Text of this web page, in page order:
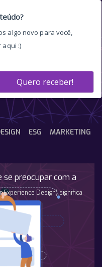
ESG MARKETING
se preocupar com a
Design) significa